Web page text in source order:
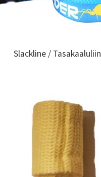
Slackline / Tasakaaluliin